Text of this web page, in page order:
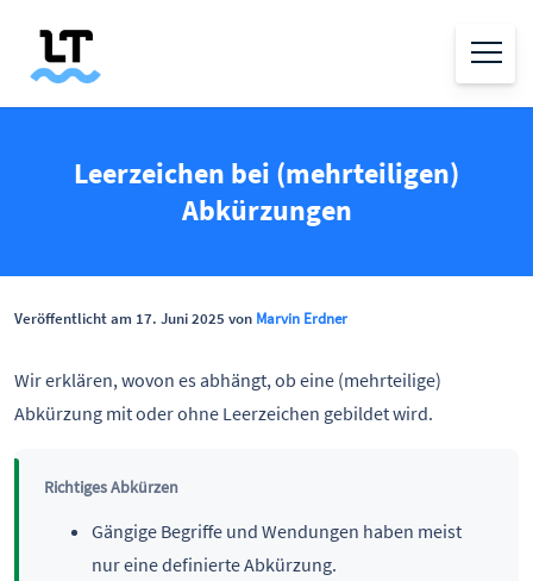
Leerzeichen bei (mehrteiligen)
Abkürzungen
Veröffentlicht am 17. Juni 2025 von Marvin Erdner
Wir erklären, wovon es abhängt, ob eine (mehrteilige)
Abkürzung mit oder ohne Leerzeichen gebildet wird.
Richtiges Abkürzen
Gängige Begriffe und Wendungen haben meist
nur eine definierte Abkürzung.